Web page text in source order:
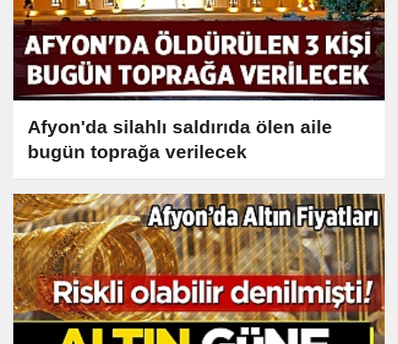
Afyon'da silahlı saldırıda ölen aile
bugün toprağa verilecek